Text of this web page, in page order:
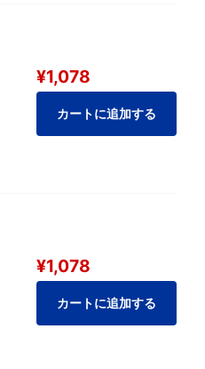
¥1,078
カートに追加する
¥1,078
カートに追加する